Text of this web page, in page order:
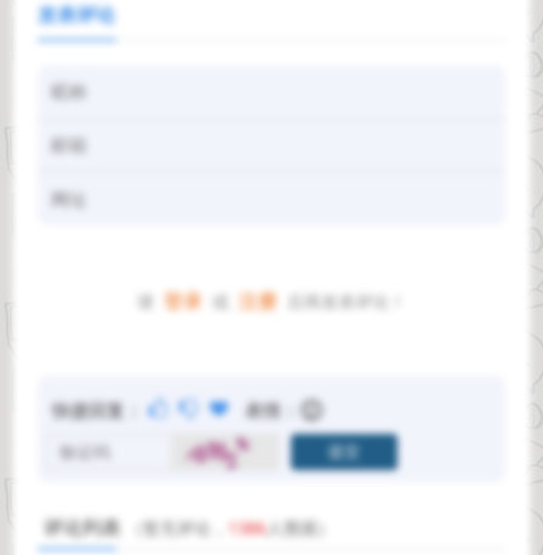
发表评论
请 登录 或 注册 后再发表评论！
快捷回复： 表情：
评论列表 （暂无评论， 1386人围观）